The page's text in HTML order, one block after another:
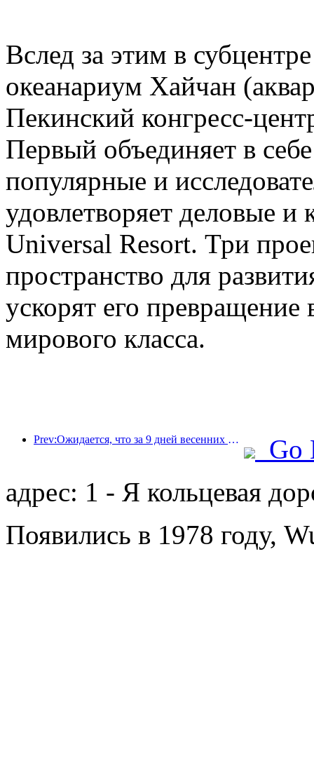
Вслед за этим в
океанариум Хайчан
Пекинский конгресс-
Первый объединяет в
популярные и
удовлетворяет деловые и
Universal Resort. Три
пространство для
ускорят его превращение
мирового класса.
Prev:Ожидается, что за 9 дней весенних праздников более 18 миллионов человек совершат поездки в страну и из страны.
Go
адрес: 1 - Я кольцевая
Появились в 1978 году,